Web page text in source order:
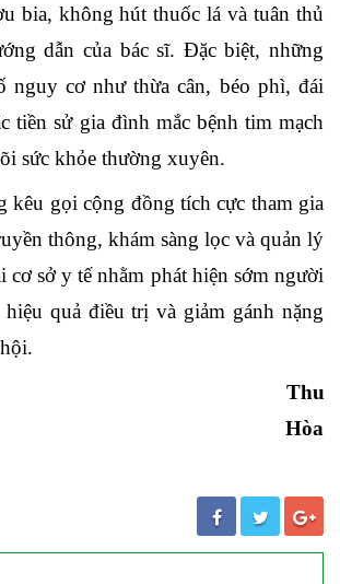
bia, không hút thuốc lá và tuân thủ
dẫn của bác sĩ. Đặc biệt, những
nguy cơ như thừa cân, béo phì, đái
tiền sử gia đình mắc bệnh tim mạch
sức khỏe thường xuyên.
kêu gọi cộng đồng tích cực tham gia
thông, khám sàng lọc và quản lý
cơ sở y tế nhằm phát hiện sớm người
hiệu quả điều trị và giảm gánh nặng
Thu
Hòa